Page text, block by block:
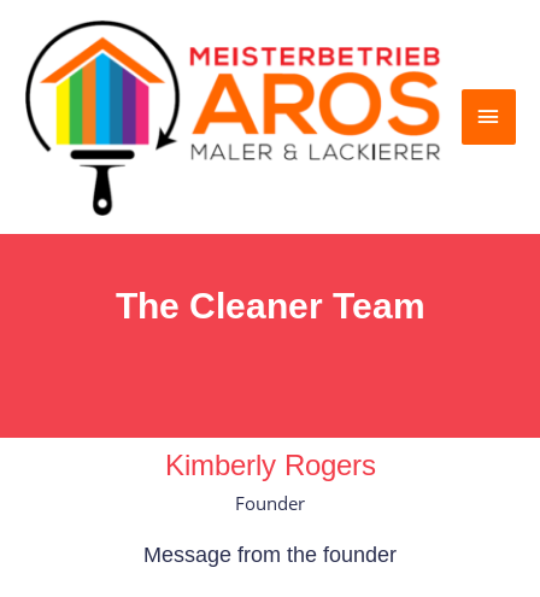
The Cleaner Team
Kimberly Rogers
Founder
Message from the founder